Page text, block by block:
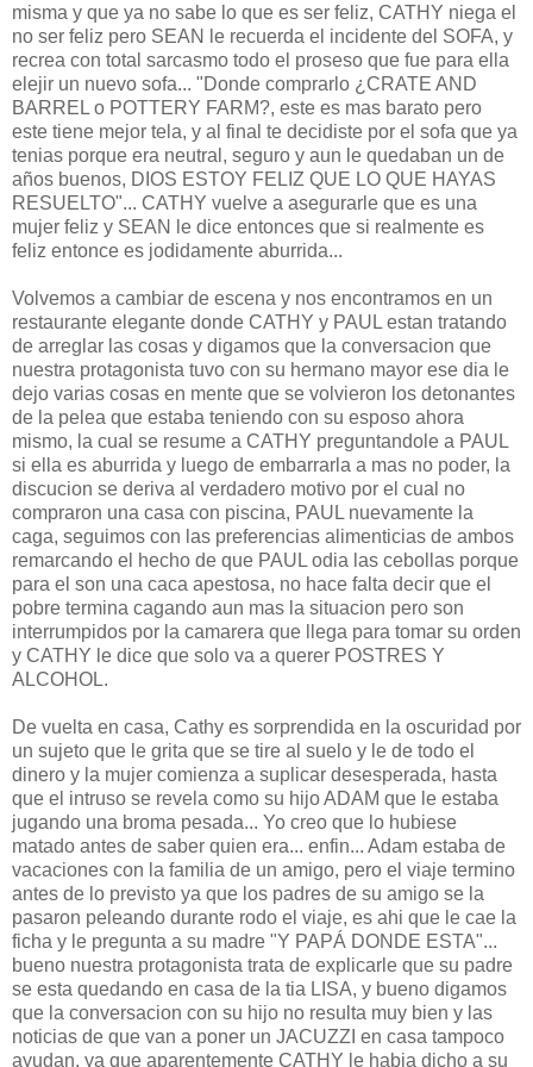
misma y que ya no sabe lo que es ser feliz, CATHY niega el
no ser feliz pero SEAN le recuerda el incidente del SOFA, y
recrea con total sarcasmo todo el proseso que fue para ella
elejir un nuevo sofa... "Donde comprarlo ¿CRATE AND
BARREL o POTTERY FARM?, este es mas barato pero
este tiene mejor tela, y al final te decidiste por el sofa que ya
tenias porque era neutral, seguro y aun le quedaban un de
años buenos, DIOS ESTOY FELIZ QUE LO QUE HAYAS
RESUELTO"... CATHY vuelve a asegurarle que es una
mujer feliz y SEAN le dice entonces que si realmente es
feliz entonce es jodidamente aburrida...
Volvemos a cambiar de escena y nos encontramos en un
restaurante elegante donde CATHY y PAUL estan tratando
de arreglar las cosas y digamos que la conversacion que
nuestra protagonista tuvo con su hermano mayor ese dia le
dejo varias cosas en mente que se volvieron los detonantes
de la pelea que estaba teniendo con su esposo ahora
mismo, la cual se resume a CATHY preguntandole a PAUL
si ella es aburrida y luego de embarrarla a mas no poder, la
discucion se deriva al verdadero motivo por el cual no
compraron una casa con piscina, PAUL nuevamente la
caga, seguimos con las preferencias alimenticias de ambos
remarcando el hecho de que PAUL odia las cebollas porque
para el son una caca apestosa, no hace falta decir que el
pobre termina cagando aun mas la situacion pero son
interrumpidos por la camarera que llega para tomar su orden
y CATHY le dice que solo va a querer POSTRES Y
ALCOHOL.
De vuelta en casa, Cathy es sorprendida en la oscuridad por
un sujeto que le grita que se tire al suelo y le de todo el
dinero y la mujer comienza a suplicar desesperada, hasta
que el intruso se revela como su hijo ADAM que le estaba
jugando una broma pesada... Yo creo que lo hubiese
matado antes de saber quien era... enfin... Adam estaba de
vacaciones con la familia de un amigo, pero el viaje termino
antes de lo previsto ya que los padres de su amigo se la
pasaron peleando durante rodo el viaje, es ahi que le cae la
ficha y le pregunta a su madre "Y PAPÁ DONDE ESTA"...
bueno nuestra protagonista trata de explicarle que su padre
se esta quedando en casa de la tia LISA, y bueno digamos
que la conversacion con su hijo no resulta muy bien y las
noticias de que van a poner un JACUZZI en casa tampoco
ayudan, ya que aparentemente CATHY le habia dicho a su